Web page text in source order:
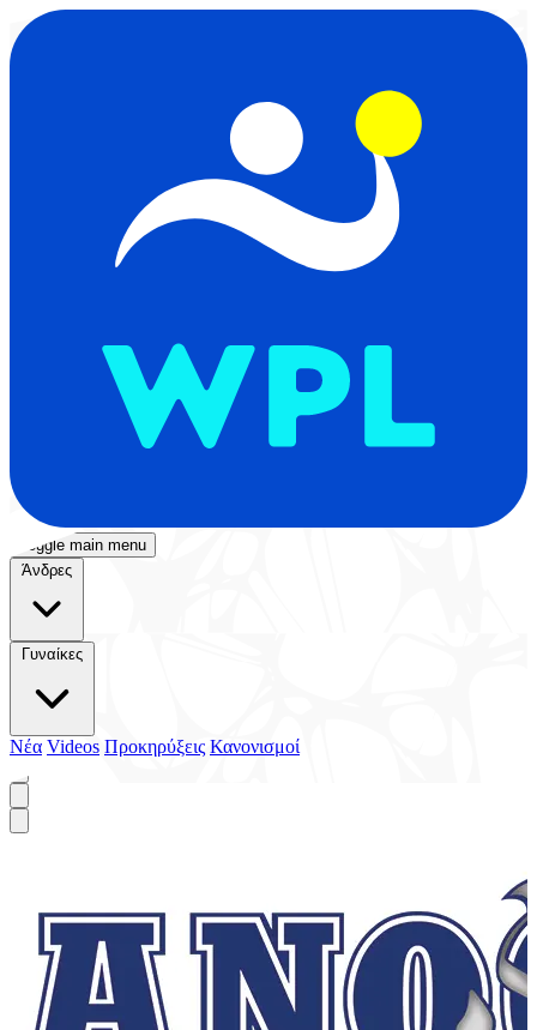
Toggle main menu
Άνδρες
Γυναίκες
Νέα Videos Προκηρύξεις Κανονισμοί